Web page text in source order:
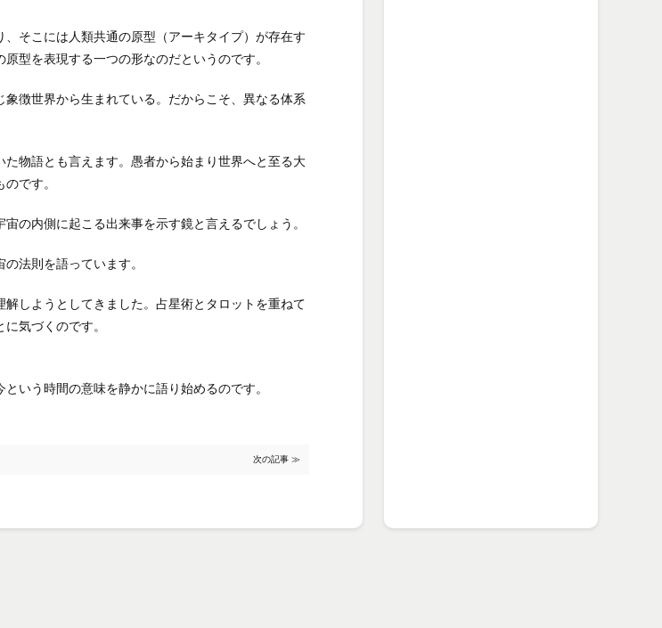
そこには人類共通の原型（アーキタイプ）が存在す
型を表現する一つの形なのだというのです。
徴世界から生まれている。だからこそ、異なる体系
物語とも言えます。愚者から始まり世界へと至る大
です。
の内側に起こる出来事を示す鏡と言えるでしょう。
法則を語っています。
しようとしてきました。占星術とタロットを重ねて
気づくのです。
いう時間の意味を静かに語り始めるのです。
次の記事 ≫